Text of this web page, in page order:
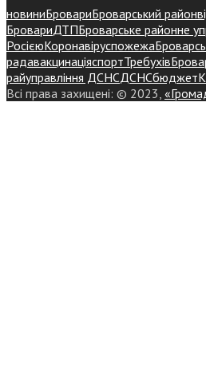
новиниБровариБроварський район
БровариДТПБроварське районне
РосієюКоронавіруспожежа
радавакцинаціяспортТребухів
райуправління ДСНСДСНСбюджет
Всі права захищені: © 2023,